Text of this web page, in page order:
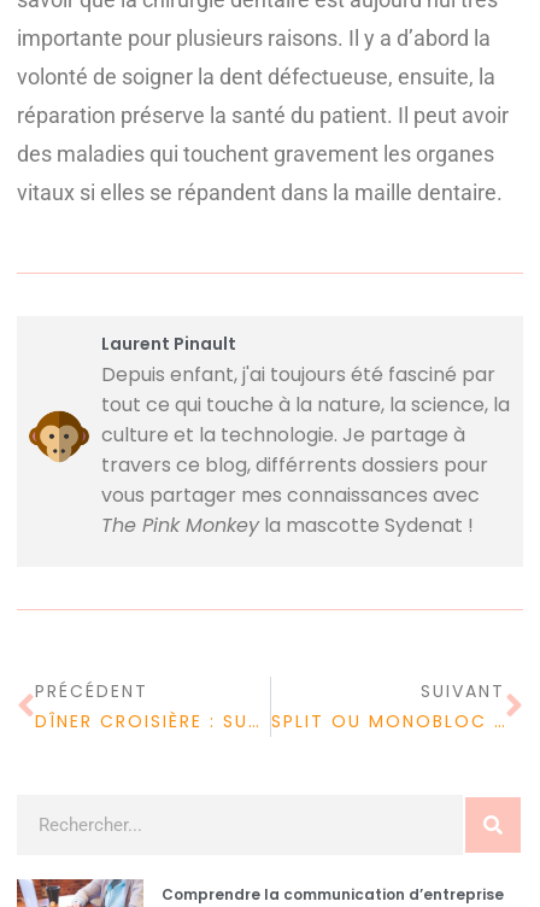
importante pour plusieurs raisons. Il y a d’abord la
volonté de soigner la dent défectueuse, ensuite, la
réparation préserve la santé du patient. Il peut avoir
des maladies qui touchent gravement les organes
vitaux si elles se répandent dans la maille dentaire.
Laurent Pinault
Depuis enfant, j'ai toujours été fasciné par
tout ce qui touche à la nature, la science, la
culture et la technologie. Je partage à
travers ce blog, différrents dossiers pour
vous partager mes connaissances avec
The Pink Monkeyla mascotte Sydenat !
PRÉCÉDENT
DÎNER CROISIÈRE : SUR QUELS CRITÈRES SE BASER POUR LE CHOIX ?
SUIVANT
SPLIT OU MONOBLOC : BESOIN DE CONSEILS POUR CHOISIR VOTRE CLIMATISEUR ?
Comprendre la communication d’entreprise